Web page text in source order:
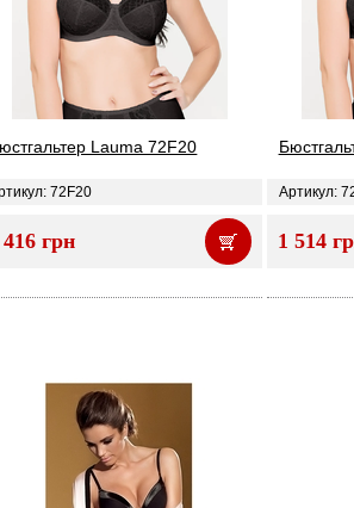
Lauma 72F20
72F20
416 грн
Артикул:
1 514